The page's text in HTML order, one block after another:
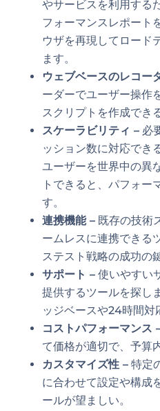
やサービスを利用する
フォーマンスレポート
ウザを再現してロード
ます。
ウェブベースのレコー
ーダーでユーザー操作
スクリプトを作成でき
スケーラビリティ –必
ッション数に対応でき
ユーザーを世界中の異
トできると、パフォー
す。
連携機能 –既存の技術
ームレスに連携できる
ステスト戦略の成功の
サポート –使いやすい
提供するツールを探し
ッジベースや24時間対
コストパフォーマンス
て価格が適切で、予算
カスタマイズ性 –特定
に合わせて設定や構成
ールが望ましい。